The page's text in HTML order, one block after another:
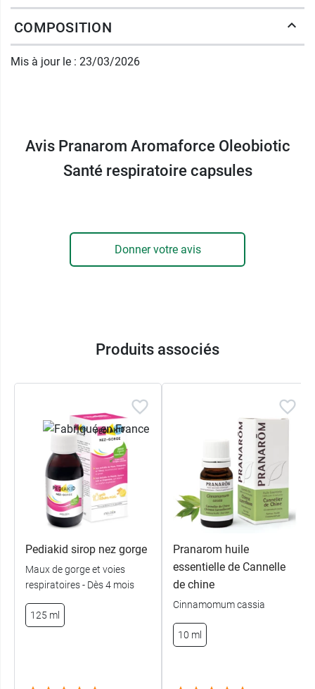
A avaler avec de l'eau.
Destiné à l'adulte.
Ne pas utiliser plus de 5 jours.
Contenance :15 capsules gastro-résistantes
Oleocaps Voies respiratoires
32 68 26 43 64
COMPOSITION
Mis à jour le : 23/03/2026
Avis Pranarom Aromaforce Oleobiotic
Santé respiratoire capsules
Donner votre avis
Produits associés
Pediakid sirop nez gorge
Maux de gorge et voies
respiratoires - Dès 4 mois
125 ml
Pranarom huile
essentielle de Cannelle
de chine
Cinnamomum cassia
10 ml